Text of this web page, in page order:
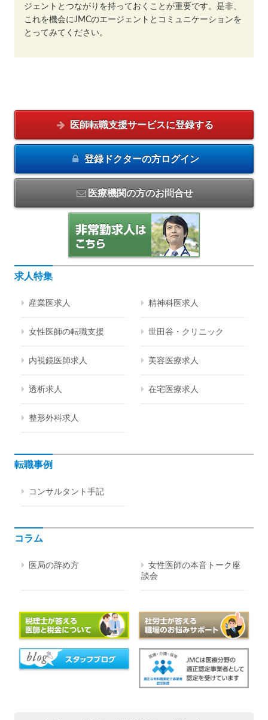
ジェントとつながりを持っておくことが重要です。是非、
これを機会にJMCのエージェントとコミュニケーションを
とってみてください。
医師転職支援サービスに登録する
登録ドクターの方ログイン
医療機関の方のお問合せ
求人特集
産業医求人 精神科医求人
女性医師の転職支援 世田谷・クリニック
内視鏡医師求人 美容医療求人
透析求人 在宅医療求人
整形外科求人
転職事例
コンサルタント手記
コラム
医局の辞め方
女性医師の本音トーク座
談会